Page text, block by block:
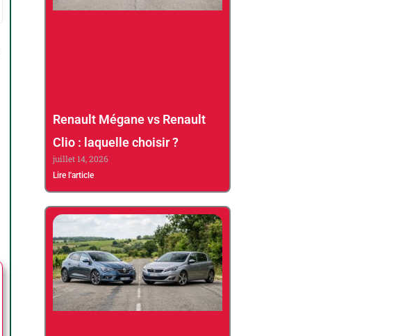
Renault Mégane vs Renault
Clio : laquelle choisir ?
juillet 14, 2026
Lire l'article